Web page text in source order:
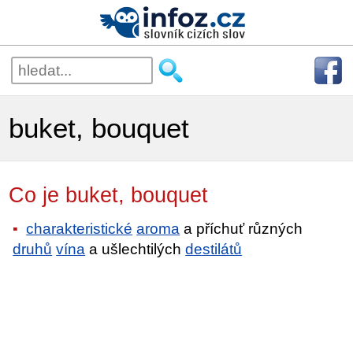
buket, bouquet
Co je buket, bouquet
charakteristické aroma a příchuť různých
druhů vína a ušlechtilýchdestilátů